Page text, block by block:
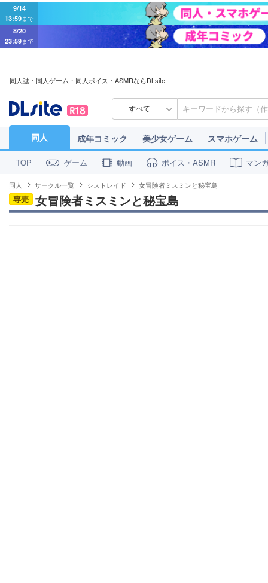
9/14
13:59まで
8/20
23:59まで
同人誌・同人ゲーム・同人ボイス・ASMRならDLsite
すべて
同人 成年コミック 美少女ゲーム スマホゲーム
TOP ゲーム 動画 ボイス・ASMR マン
同人 サークル一覧 シストレイド 女冒険者ミスミンと秘宝島
専売 女冒険者ミスミンと秘宝島